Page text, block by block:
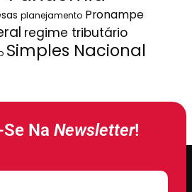
planejamento Pronampe
regime tributário
Simples Nacional
Na Newsletter!